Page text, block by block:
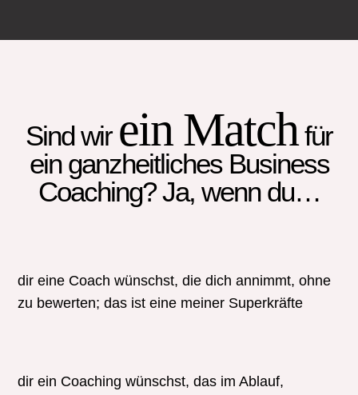
Sind wir ein Matchfür
ein ganzheitliches Business
Coaching? Ja, wenn du…
dir eine Coach wünschst, die dich annimmt, ohne
zu bewerten; das ist eine meiner Superkräfte
dir ein Coaching wünschst, das im Ablauf,